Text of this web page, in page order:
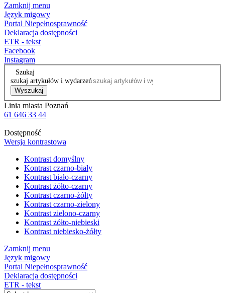
Zamknij menu
Język migowy
Portal Niepełnosprawność
Deklaracja dostępności
ETR - tekst
Facebook
Instagram
Szukaj
szukaj artykułów i wydarzeń
Wyszukaj
Linia miasta Poznań
61 646 33 44
Dostępność
Wersja kontrastowa
Kontrast domyślny
Kontrast czarno-biały
Kontrast biało-czarny
Kontrast żółto-czarny
Kontrast czarno-żółty
Kontrast czarno-zielony
Kontrast zielono-czarny
Kontrast żółto-niebieski
Kontrast niebiesko-żółty
Zamknij menu
Język migowy
Portal Niepełnosprawność
Deklaracja dostępności
ETR - tekst